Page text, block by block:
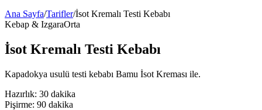
Ana Sayfa/Tarifler/İsot Kremalı Testi Kebabı
Kebap & IzgaraOrta
İsot Kremalı Testi Kebabı
Kapadokya usulü testi kebabı Bamu İsot Kreması ile.
Hazırlık: 30 dakika
Pişirme: 90 dakika